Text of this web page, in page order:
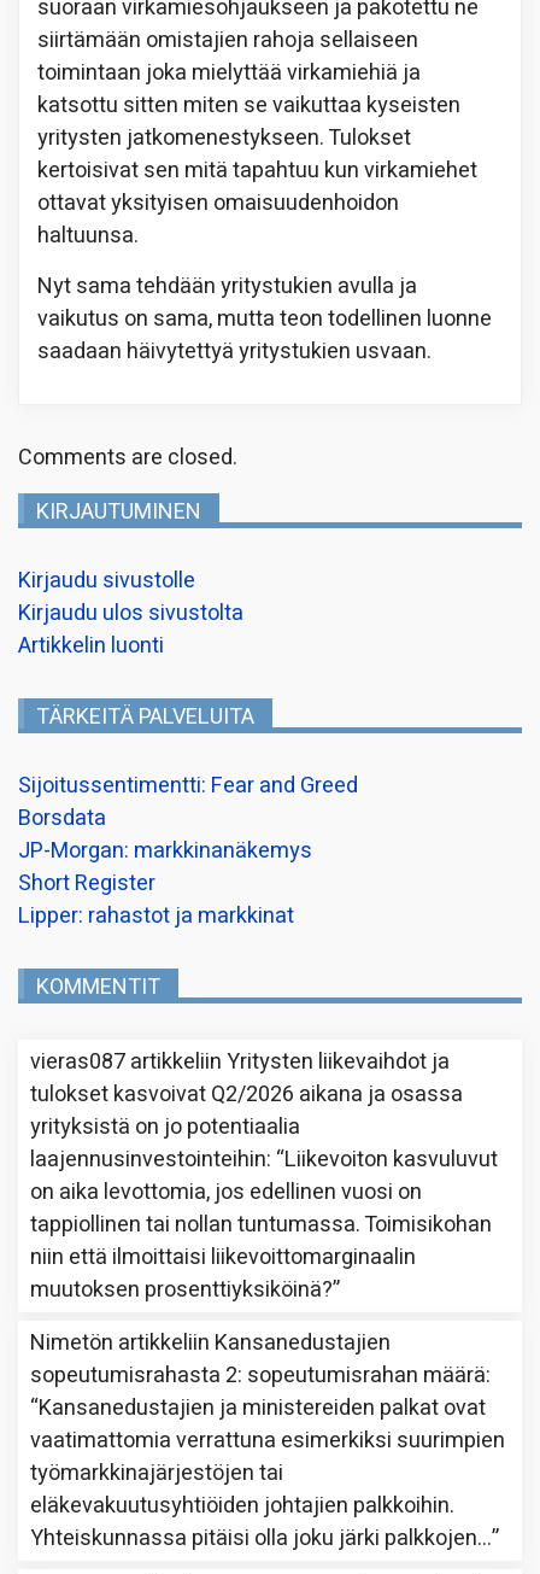
suoraan virkamiesohjaukseen ja pakotettu ne
siirtämään omistajien rahoja sellaiseen
toimintaan joka mielyttää virkamiehiä ja
katsottu sitten miten se vaikuttaa kyseisten
yritysten jatkomenestykseen. Tulokset
kertoisivat sen mitä tapahtuu kun virkamiehet
ottavat yksityisen omaisuudenhoidon
haltuunsa.
Nyt sama tehdään yritystukien avulla ja
vaikutus on sama, mutta teon todellinen luonne
saadaan häivytettyä yritystukien usvaan.
Comments are closed.
KIRJAUTUMINEN
Kirjaudu sivustolle
Kirjaudu ulos sivustolta
Artikkelin luonti
TÄRKEITÄ PALVELUITA
Sijoitussentimentti: Fear and Greed
Borsdata
JP-Morgan: markkinanäkemys
Short Register
Lipper: rahastot ja markkinat
KOMMENTIT
vieras087artikkeliinYritysten liikevaihdot ja
tulokset kasvoivat Q2/2026 aikana ja osassa
yrityksistä on jo potentiaalia
laajennusinvestointeihin: “Liikevoiton kasvuluvut
on aika levottomia, jos edellinen vuosi on
tappiollinen tai nollan tuntumassa. Toimisikohan
niin että ilmoittaisi liikevoittomarginaalin
muutoksen prosenttiyksiköinä?”
Nimetön artikkeliin Kansanedustajien
sopeutumisrahasta 2: sopeutumisrahan määrä:
“Kansanedustajien ja ministereiden palkat ovat
vaatimattomia verrattuna esimerkiksi suurimpien
työmarkkinajärjestöjen tai
eläkevakuutusyhtiöiden johtajien palkkoihin.
Yhteiskunnassa pitäisi olla joku järki palkkojen…”